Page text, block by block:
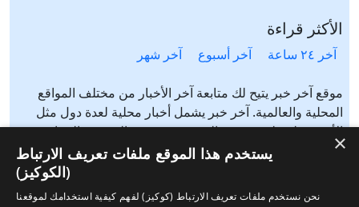
الأكثر قراءة
آخر ٢٤ ساعة آخر أسبوع آخر شهر
موقع آخر خبر يتيح لك متابعة آخر الأخبار من مختلف المواقع
المحلية والعالمية. آخر خبر يشمل أخبار محلية لعدة دول مثل
الأردن، فلسطين، مصر، السعودية، تونس، المغرب، الجزائر،
عرب ٤٨، لبنان، العراق، اليمن وغيرها آخر خبر يتيح متابعة أخبار
من شتى المواضيع مثل: أخبار محلية، أخبار عالمية، رياضة،
إقتصاد، ثقافة، منوعات وغيرها تابع الأخبار المحلية والعالمية من
×
يستخدم هذا الموقع ملفات تعريف الارتباط
(الكوكيز)
نحن نستخدم ملفات تعريف الارتباط (كوكيز) لفهم كيفية استخدامك لموقعنا